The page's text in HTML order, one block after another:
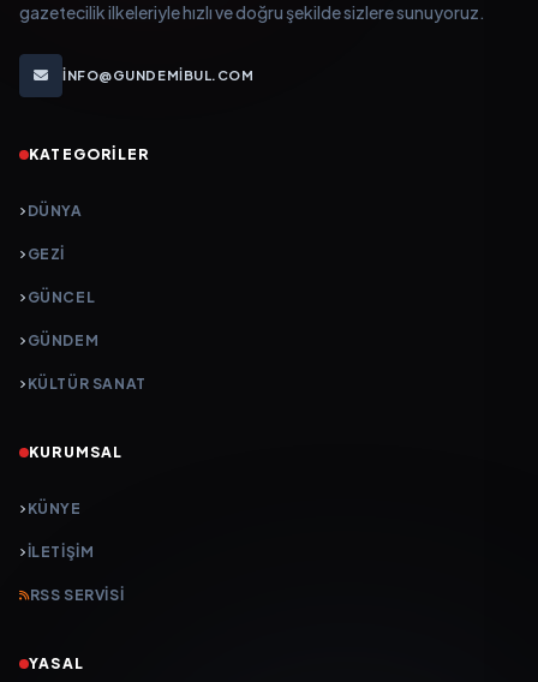
gazetecilik ilkeleriyle hızlı ve doğru şekilde sizlere sunuyoruz.
INFO@GUNDEMIBUL.COM
KATEGORILER
DÜNYA
GEZI
GÜNCEL
GÜNDEM
KÜLTÜR SANAT
KURUMSAL
KÜNYE
İLETIŞIM
RSS SERVISI
YASAL